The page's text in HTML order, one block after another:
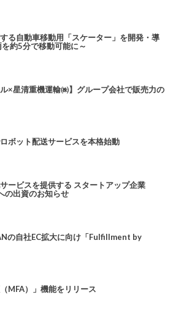
る自動車移動用「スケーター」を開発・導
約5分で移動可能に～
×星清重機運輸㈱】グループ会社で販売力の
ボット配送サービスを本格始動
ービスを提供する スタートアップ企業
の出資のお知らせ
の自社EC拡大に向け「Fulfillment by
MFA）」機能をリリース